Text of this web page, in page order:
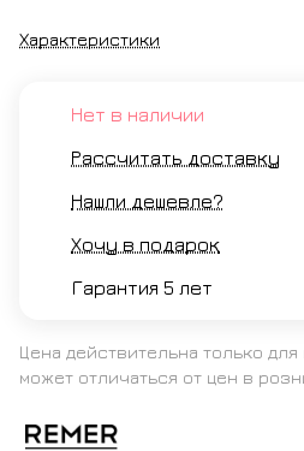
Характеристики
Нет в наличии
Рассчитать доставку
Нашли дешевле?
Хочу в подарок
Гарантия 5 лет
Цена действительна только
может отличаться от цен в